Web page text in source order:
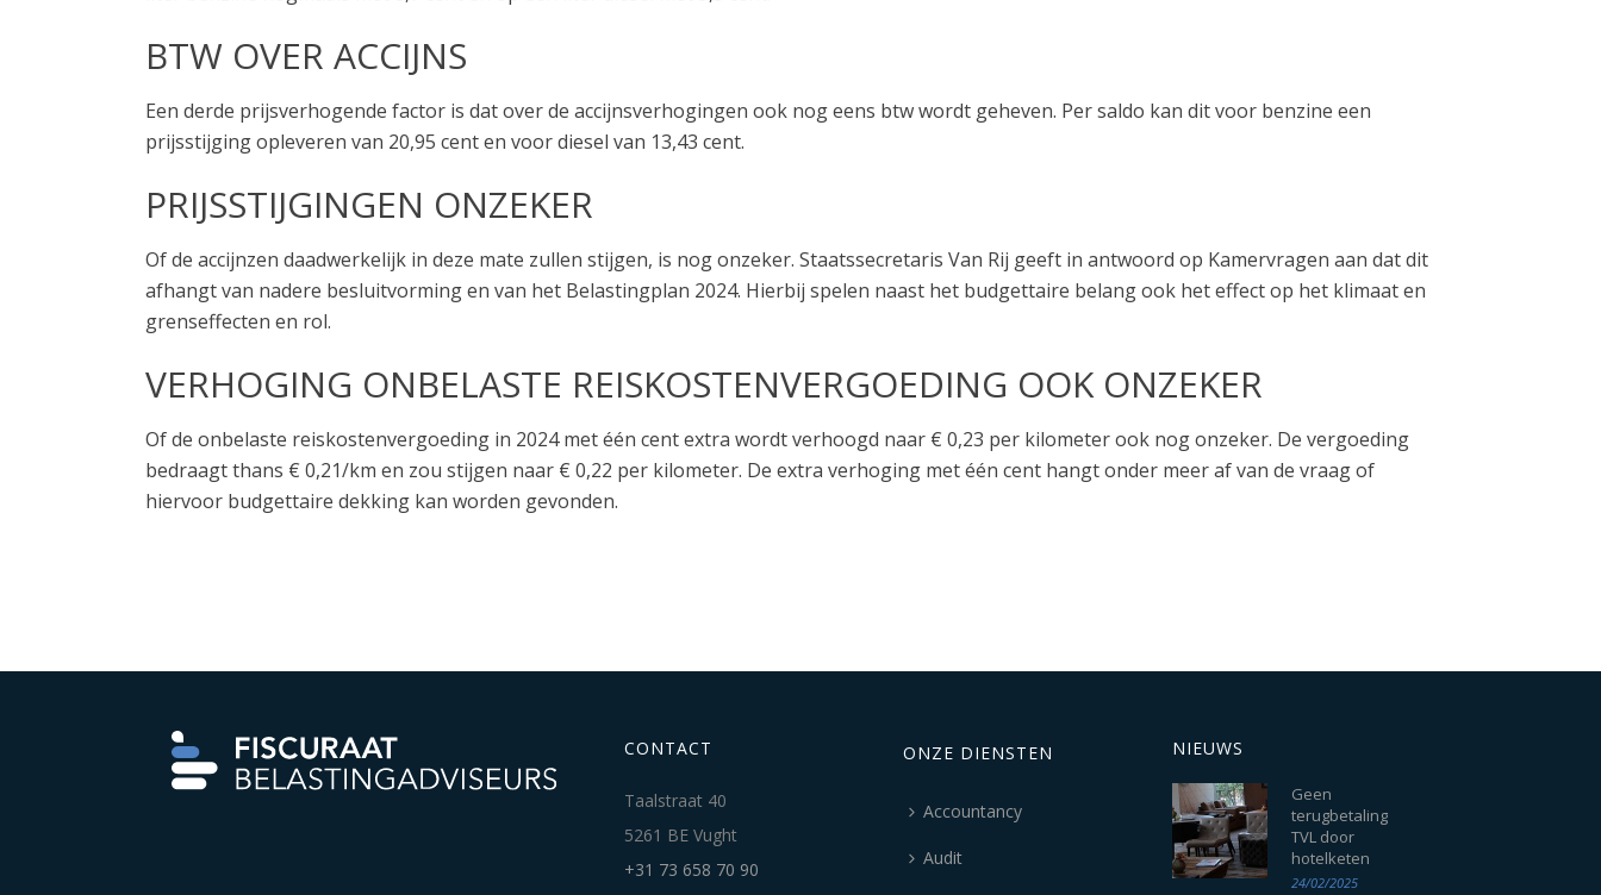
BTW OVER ACCIJNS
Een derde prijsverhogende factor is dat over de accijnsverhogingen ook nog eens btw wordt geheven. Per saldo kan dit voor benzine een
prijsstijging opleveren van 20,95 cent en voor diesel van 13,43 cent.
PRIJSSTIJGINGEN ONZEKER
Of de accijnzen daadwerkelijk in deze mate zullen stijgen, is nog onzeker. Staatssecretaris Van Rij geeft in antwoord op Kamervragen aan dat dit
afhangt van nadere besluitvorming en van het Belastingplan 2024. Hierbij spelen naast het budgettaire belang ook het effect op het klimaat en
grenseffecten en rol.
VERHOGING ONBELASTE REISKOSTENVERGOEDING OOK ONZEKER
Of de onbelaste reiskostenvergoeding in 2024 met één cent extra wordt verhoogd naar € 0,23 per kilometer ook nog onzeker. De vergoeding
bedraagt thans € 0,21/km en zou stijgen naar € 0,22 per kilometer. De extra verhoging met één cent hangt onder meer af van de vraag of
hiervoor budgettaire dekking kan worden gevonden.
CONTACT
Taalstraat 40
5261 BE Vught
+31 73 658 70 90
ONZE DIENSTEN
Accountancy
Audit
NIEUWS
Geen
terugbetaling
TVL door
hotelketen
24/02/2025